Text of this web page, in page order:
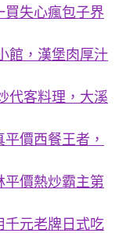
買失心瘋包子界
館，漢堡肉厚汁
代客料理，大溪
價西餐王者，
平價熱炒霸主第
千元老牌日式吃